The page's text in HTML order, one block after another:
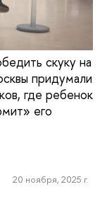
скуку на
придумали
где ребенок
его
20 ноября, 2025 г.